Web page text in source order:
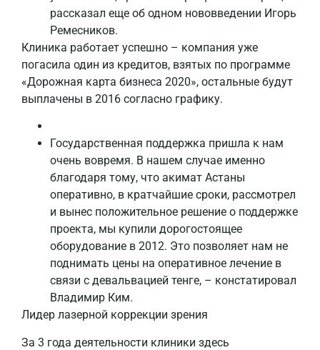
рассказал еще об одном нововведении Игорь
Ремесников.
Клиника работает успешно – компания уже
погасила один из кредитов, взятых по программе
«Дорожная карта бизнеса 2020», остальные будут
выплачены в 2016 согласно графику.
Государственная поддержка пришла к нам
очень вовремя. В нашем случае именно
благодаря тому, что акимат Астаны
оперативно, в кратчайшие сроки, рассмотрел
и вынес положительное решение о поддержке
проекта, мы купили дорогостоящее
оборудование в 2012. Это позволяет нам не
поднимать цены на оперативное лечение в
связи с девальвацией тенге, – констатировал
Владимир Ким.
Лидер лазерной коррекции зрения
За 3 года деятельности клиники здесь